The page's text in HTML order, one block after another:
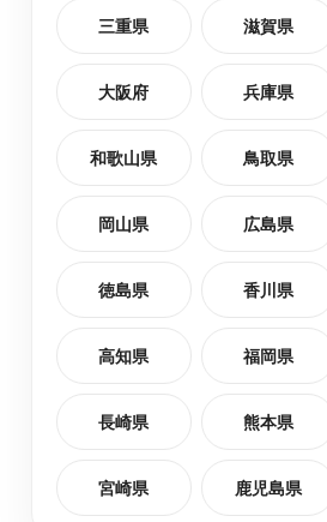
柴田郡大河原町
三重県 滋賀県
大阪府 兵庫県
和歌山県 鳥取県
岡山県 広島県
徳島県 香川県
高知県 福岡県
長崎県 熊本県
宮崎県 鹿児島県